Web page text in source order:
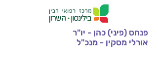
פנחס (פיני) כהן - יו"ר
אורלי מסקין - מנכ"ל